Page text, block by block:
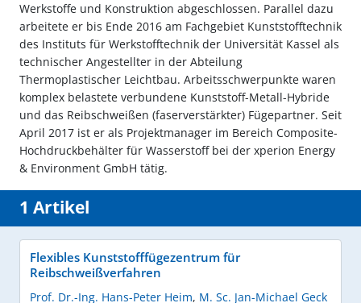
Werkstoffe und Konstruktion abgeschlossen. Parallel dazu
arbeitete er bis Ende 2016 am Fachgebiet Kunststofftechnik
des Instituts für Werkstofftechnik der Universität Kassel als
technischer Angestellter in der Abteilung
Thermoplastischer Leichtbau. Arbeitsschwerpunkte waren
komplex belastete verbundene Kunststoff-Metall-Hybride
und das Reibschweißen (faserverstärkter) Fügepartner. Seit
April 2017 ist er als Projektmanager im Bereich Composite-
Hochdruckbehälter für Wasserstoff bei der xperion Energy
& Environment GmbH tätig.
1 Artikel
Flexibles Kunststofffügezentrum für
Reibschweißverfahren
Prof. Dr.-Ing. Hans-Peter Heim, M. Sc. Jan-Michael Geck